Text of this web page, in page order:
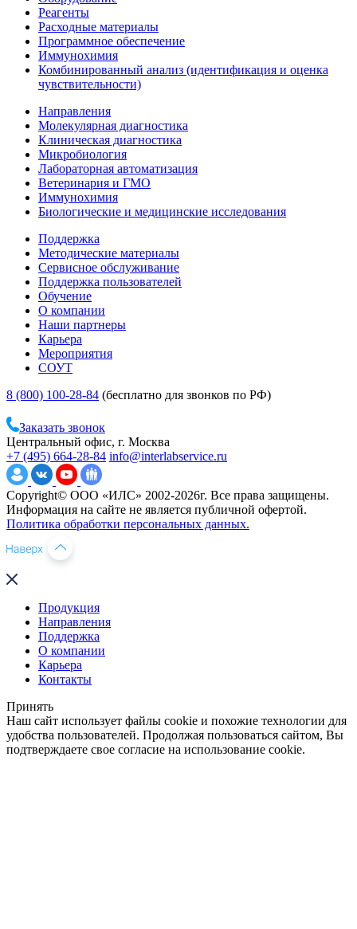
Реагенты
Расходные материалы
Программное обеспечение
Иммунохимия
Комбинированный анализ (идентификация и оценка
чувствительности)
Направления
Молекулярная диагностика
Клиническая диагностика
Микробиология
Лабораторная автоматизация
Ветеринария и ГМО
Иммунохимия
Биологические и медицинские исследования
Поддержка
Методические материалы
Сервисное обслуживание
Поддержка пользователей
Обучение
О компании
Наши партнеры
Карьера
Мероприятия
СОУТ
8 (800) 100-28-84 (бесплатно для звонков по РФ)
Заказать звонок
Центральный офис, г. Москва
+7 (495) 664-28-84 info@interlabservice.ru
Copyright© ООО «ИЛС» 2002-2026г. Все права защищены.
Информация на сайте не является публичной офертой.
Политика обработки персональных данных.
Продукция
Направления
Поддержка
О компании
Карьера
Контакты
Принять
Наш сайт использует файлы cookie и похожие технологии для
удобства пользователей. Продолжая пользоваться сайтом, Вы
подтверждаете свое согласие на использование cookie.